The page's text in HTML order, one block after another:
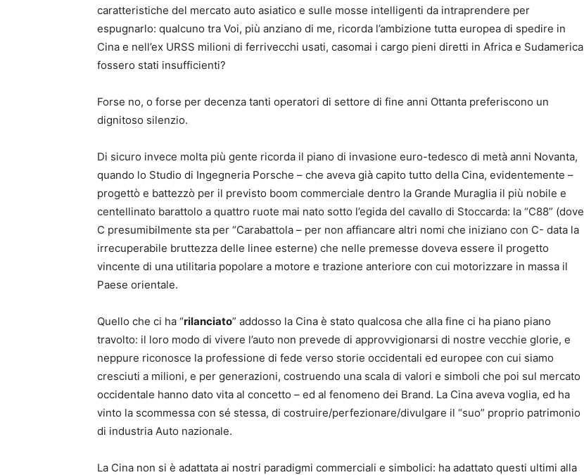
caratteristiche del mercato auto asiatico e sulle mosse intelligenti da intraprendere per
espugnarlo: qualcuno tra Voi, più anziano di me, ricorda l’ambizione tutta europea di spedire in
Cina e nell’ex URSS milioni di ferrivecchi usati, casomai i cargo pieni diretti in Africa e Sudamerica
fossero stati insufficienti?
Forse no, o forse per decenza tanti operatori di settore di fine anni Ottanta preferiscono un
dignitoso silenzio.
Di sicuro invece molta più gente ricorda il piano di invasione euro-tedesco di metà anni Novanta,
quando lo Studio di Ingegneria Porsche – che aveva già capito tutto della Cina, evidentemente –
progettò e battezzò per il previsto boom commerciale dentro la Grande Muraglia il più nobile e
centellinato barattolo a quattro ruote mai nato sotto l’egida del cavallo di Stoccarda: la “C88” (dove
C presumibilmente sta per “Carabattola – per non affiancare altri nomi che iniziano con C- data la
irrecuperabile bruttezza delle linee esterne) che nelle premesse doveva essere il progetto
vincente di una utilitaria popolare a motore e trazione anteriore con cui motorizzare in massa il
Paese orientale.
Quello che ci ha “rilanciato” addosso la Cina è stato qualcosa che alla fine ci ha piano piano
travolto: il loro modo di vivere l’auto non prevede di approvvigionarsi di nostre vecchie glorie, e
neppure riconosce la professione di fede verso storie occidentali ed europee con cui siamo
cresciuti a milioni, e per generazioni, costruendo una scala di valori e simboli che poi sul mercato
occidentale hanno dato vita al concetto – ed al fenomeno dei Brand. La Cina aveva voglia, ed ha
vinto la scommessa con sé stessa, di costruire/perfezionare/divulgare il “suo” proprio patrimonio
di industria Auto nazionale.
La Cina non si è adattata ai nostri paradigmi commerciali e simbolici: ha adattato questi ultimi alla